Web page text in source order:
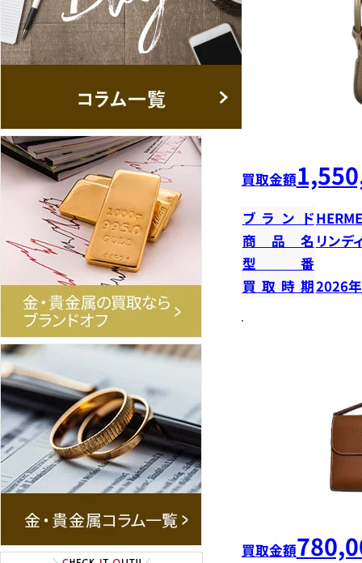
買取金額
ブランド
商品名 リンデ
型番
買取時期2026
買取金額